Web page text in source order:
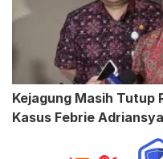
Kejagung Masih Tutup
Kasus Febrie